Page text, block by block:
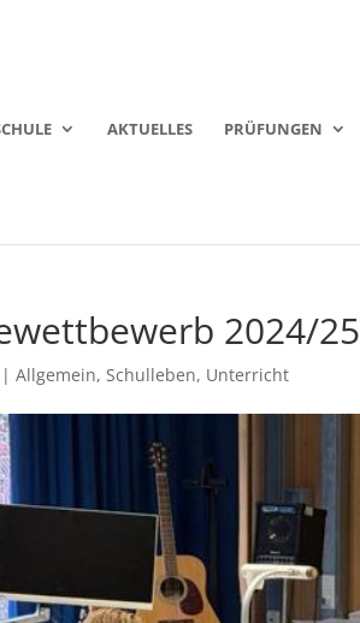
AKTUELLES PRÜFUNGEN
2024/25
|Allgemein,Schulleben, Unterricht